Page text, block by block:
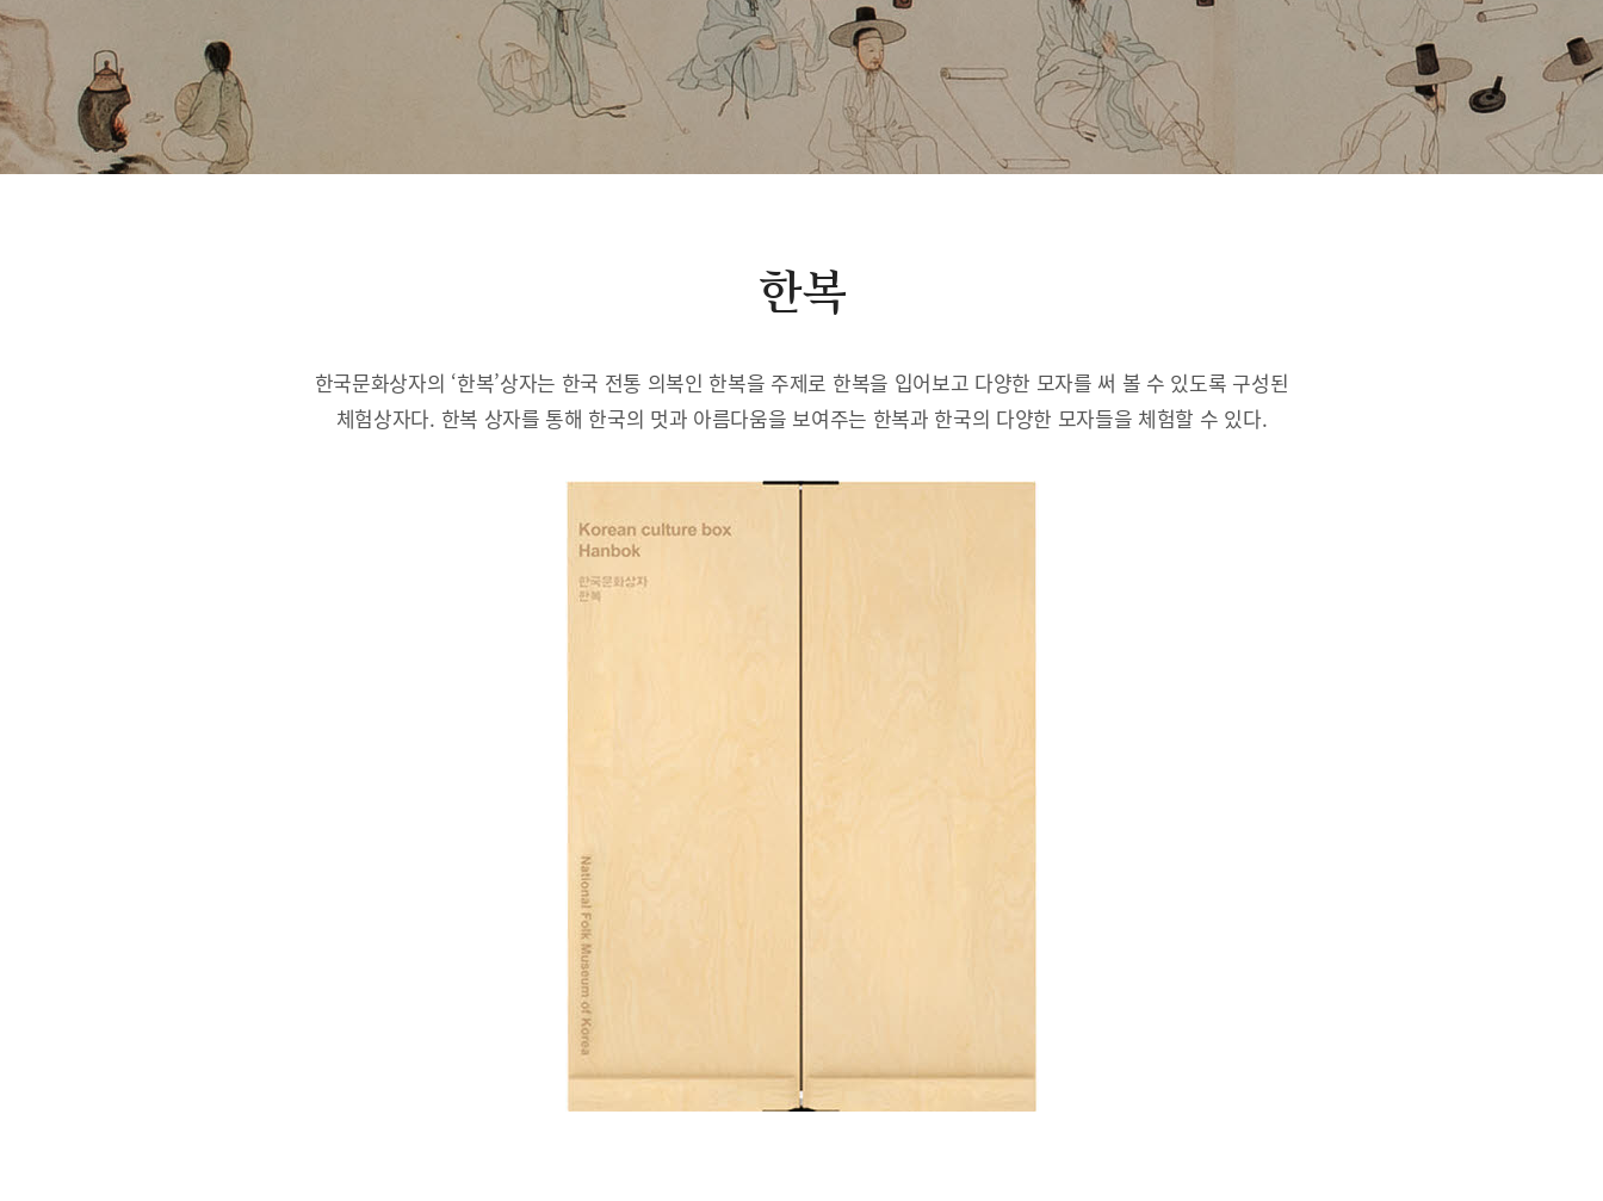
한복
한국문화상자의 ‘한복’상자는 한국 전통 의복인 한복을 주제로 한복을 입어보고 다양한 모자를 써 볼 수 있도록 구성된
체험상자다. 한복 상자를 통해 한국의 멋과 아름다움을 보여주는 한복과 한국의 다양한 모자들을 체험할 수 있다.